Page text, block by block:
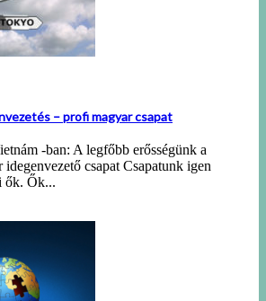
– profi magyar csapat
-ban: A legfőbb erősségünk a
csapat Csapatunk igen
ők. Ők...